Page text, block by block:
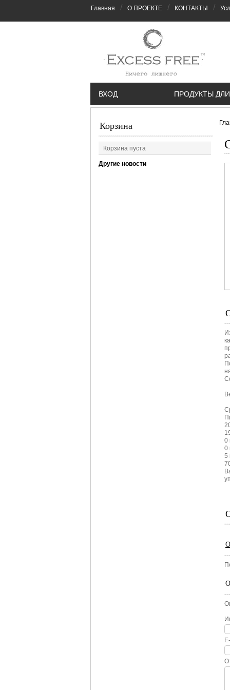
Главная / О ПРОЕКТЕ / КОНТАКТЫ /
ПРОДУКТЫ
ВХОД
Корзина
Корзина пуста
Другие новости
0
0
5